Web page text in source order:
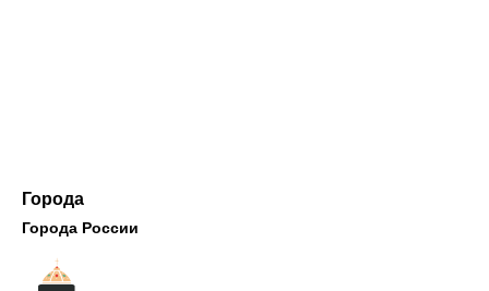
Города
Города России